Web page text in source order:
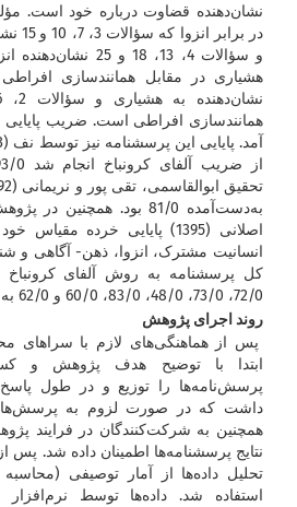
نشان‌دهنده قضاوت درباره خود است.
در
و سؤالات 4، 13، 18
به‌دست‌آمده 81/0 بود.
اصلانی (1395) پایایی خرده
انسانیت مشترک، انزوا، ذهن- آگاهی و
72/0، 73/0، 48/0، 83/0، 60/0 و 62/0 به دست آمد.
روند اجرای پژوهش
پس از هماهنگی‌های لازم با سراهای
ابتدا با توضیح هدف پژوهش و
پرسش‌نامه‌ها را توزیع و در طول
داشت که در صورت لزوم به
همچنین به شرکت‌کنندگان در فرایند
نتایج پرسشنامه‌ها اطمینان داده شد.
تحلیل داده‌ها از آمار توصیفی (محاسبه